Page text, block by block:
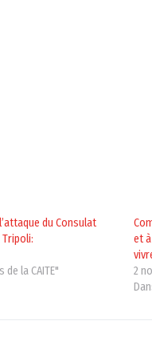
du Consulat
Tripoli:
de la CAITE"
et
2